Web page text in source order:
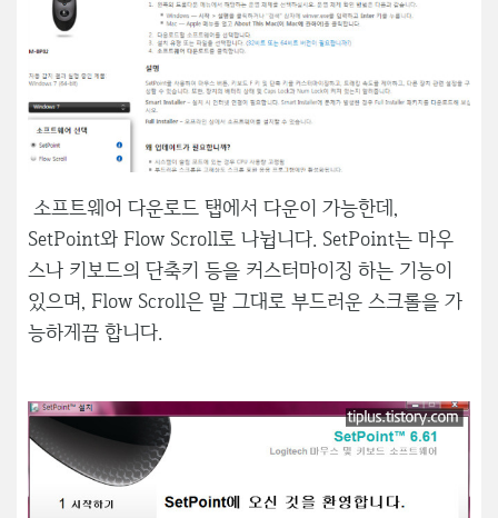
소프트웨어 다운로드 탭에서 다운이 가능한데,
SetPoint와 Flow Scroll로 나뉩니다. SetPoint는 마우
스나 키보드의 단축키 등을 커스터마이징 하는 기능이
있으며, Flow Scroll은 말 그대로 부드러운 스크롤을 가
능하게끔 합니다.